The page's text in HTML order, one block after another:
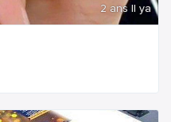
2 ans Il ya